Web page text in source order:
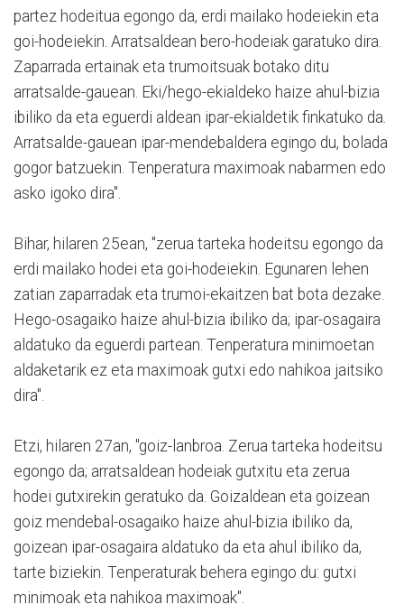
partez hodeitua egongo da, erdi mailako hodeiekin eta
goi-hodeiekin. Arratsaldean bero-hodeiak garatuko dira.
Zaparrada ertainak eta trumoitsuak botako ditu
arratsalde-gauean. Eki/hego-ekialdeko haize ahul-bizia
ibiliko da eta eguerdi aldean ipar-ekialdetik finkatuko da.
Arratsalde-gauean ipar-mendebaldera egingo du, bolada
gogor batzuekin. Tenperatura maximoak nabarmen edo
asko igoko dira".
Bihar, hilaren 25ean, "zerua tarteka hodeitsu egongo da
erdi mailako hodei eta goi-hodeiekin. Egunaren lehen
zatian zaparradak eta trumoi-ekaitzen bat bota dezake.
Hego-osagaiko haize ahul-bizia ibiliko da; ipar-osagaira
aldatuko da eguerdi partean. Tenperatura minimoetan
aldaketarik ez eta maximoak gutxi edo nahikoa jaitsiko
dira".
Etzi, hilaren 27an, "goiz-lanbroa. Zerua tarteka hodeitsu
egongo da; arratsaldean hodeiak gutxitu eta zerua
hodei gutxirekin geratuko da. Goizaldean eta goizean
goiz mendebal-osagaiko haize ahul-bizia ibiliko da,
goizean ipar-osagaira aldatuko da eta ahul ibiliko da,
tarte biziekin. Tenperaturak behera egingo du: gutxi
minimoak eta nahikoa maximoak".